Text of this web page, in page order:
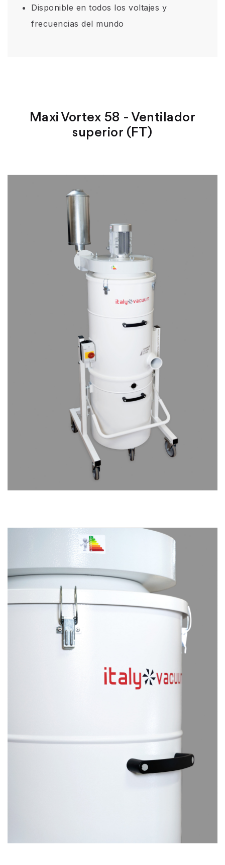
Disponible en todos los voltajes y
frecuencias del mundo
Maxi Vortex 58 - Ventilador
superior (FT)